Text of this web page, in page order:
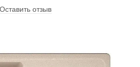
Оставить отзыв